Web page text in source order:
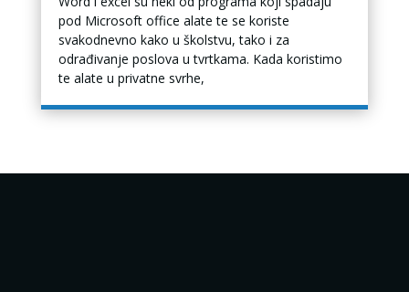
pod Microsoft office alate te se koriste
svakodnevno kako u školstvu, tako i za
odrađivanje poslova u tvrtkama. Kada koristimo
te alate u privatne svrhe,